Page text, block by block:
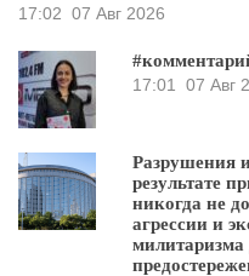
17:02 07 Авг 2026
17:01
07 Авг
Разрушения
результате
никогда не
агрессии и
милитаризма